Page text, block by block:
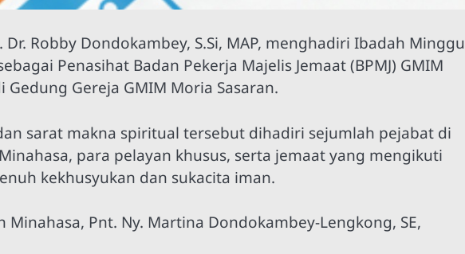
Robby Dondokambey, S.Si, MAP, menghadiri Ibadah Minggu
Penasihat Badan Pekerja Majelis Jemaat (BPMJ) GMIM
Gereja GMIM Moria Sasaran.
sarat makna spiritual tersebut dihadiri sejumlah pejabat di
para pelayan khusus, serta jemaat yang mengikuti
kekhusyukan dan sukacita iman.
Minahasa, Pnt. Ny. Martina Dondokambey-Lengkong, SE,